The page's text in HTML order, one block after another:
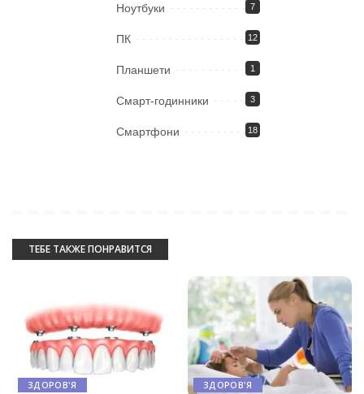
Ноутбуки 7
ПК 12
Планшети 1
Смарт-годинники 3
Смартфони 18
ТЕБЕ ТАКЖЕ ПОНРАВИТСЯ
ЗДОРОВ'Я ЗДОРОВ'Я